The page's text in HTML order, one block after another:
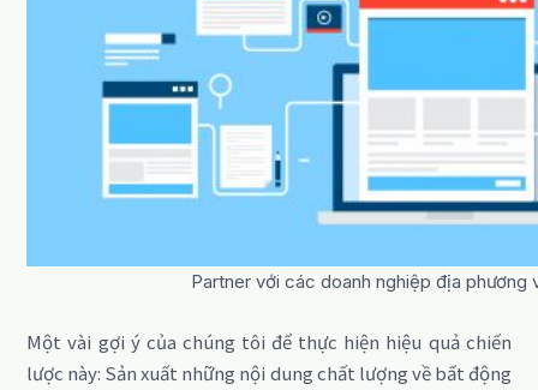
Partner với các doanh nghiệp địa
Một vài gợi ý của chúng tôi để thực hiện hiệu quả chiến
lược này: Sản xuất những nội dung chất lượng về bất động